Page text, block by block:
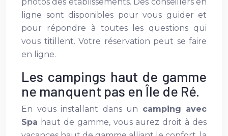
ligne sont disponibles pour vous guider et
pour répondre à toutes les questions qui
vous titillent. Votre réservation peut se faire
en ligne.
Les campings haut de gamme
ne manquent pas en Île de Ré.
En vous installant dans un camping avec
Spa haut de gamme, vous aurez droit à des